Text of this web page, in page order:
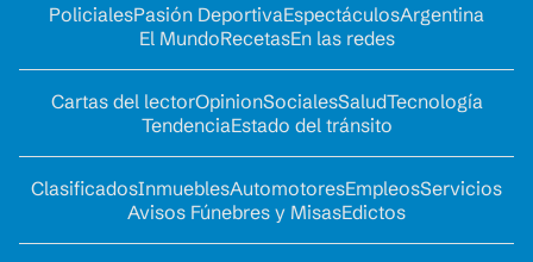
PolicialesPasión DeportivaEspectáculosArgentina
El MundoRecetasEn las redes
Cartas del lectorOpinionSocialesSaludTecnología
TendenciaEstado del tránsito
ClasificadosInmueblesAutomotoresEmpleosServicios
Avisos Fúnebres y MisasEdictos